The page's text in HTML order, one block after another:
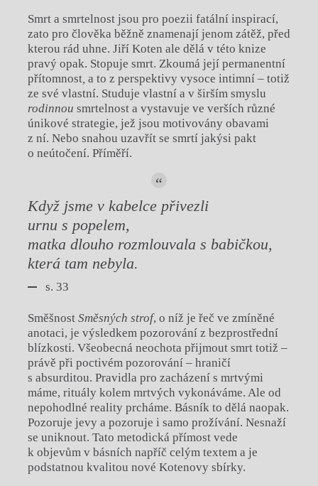
Smrt a smrtelnost jsou pro poezii fatální inspirací,
zato pro člověka běžně znamenají jenom zátěž, před
kterou rád uhne. Jiří Koten ale dělá v této knize
pravý opak. Stopuje smrt. Zkoumá její permanentní
přítomnost, a to z perspektivy vysoce intimní – totiž
ze své vlastní. Studuje vlastní a v širším smyslu
rodinnou smrtelnost a vystavuje ve verších různé
únikové strategie, jež jsou motivovány obavami
z ní. Nebo snahou uzavřít se smrtí jakýsi pakt
o neútočení. Příměří.
Když jsme v kabelce přivezli
urnu s popelem,
matka dlouho rozmlouvala s babičkou,
která tam nebyla.
s. 33
Směšnost Směsných strof, o níž je řeč ve zmíněné
anotaci, je výsledkem pozorování z bezprostřední
blízkosti. Všeobecná neochota přijmout smrt totiž –
právě při poctivém pozorování – hraničí
s absurditou. Pravidla pro zacházení s mrtvými
máme, rituály kolem mrtvých vykonáváme. Ale od
nepohodlné reality prcháme. Básník to dělá naopak.
Pozoruje jevy a pozoruje i samo prožívání. Nesnaží
se uniknout. Tato metodická přímost vede
k objevům v básních napříč celým textem a je
podstatnou kvalitou nové Kotenovy sbírky.